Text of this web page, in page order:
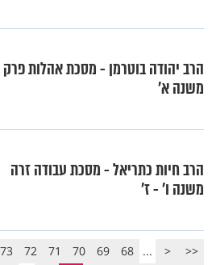
הרב יהודה בוטרמן - מסכת אהלות
משנה א'
הרב חיות כתריאל - מסכת עבודה זרה
משנה ו' - ז'
<<
<
...
68
69
70
71
72
73